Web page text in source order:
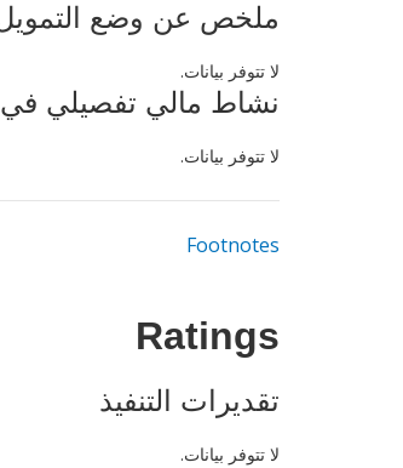
ملخص عن وضع التمويل
لا تتوفر بيانات.
نشاط مالي تفصيلي في 2026/07/31
لا تتوفر بيانات.
Footnotes
Ratings
تقديرات التنفيذ
لا تتوفر بيانات.